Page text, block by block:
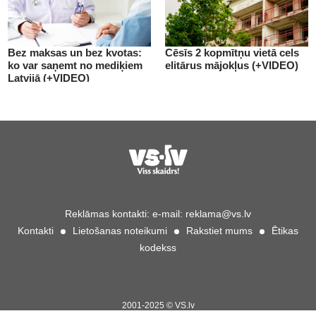
Bez maksas un bez kvotas:
ko var saņemt no mediķiem
Latvijā (+VIDEO)
Cēsīs 2 kopmītņu vietā cels
elitārus mājokļus (+VIDEO)
Reklāmas kontakti: e-mail: reklama@vs.lv
Kontakti
Lietošanas noteikumi Rakstiet mums
Ētikas
kodekss
2001-2025 © VS.lv